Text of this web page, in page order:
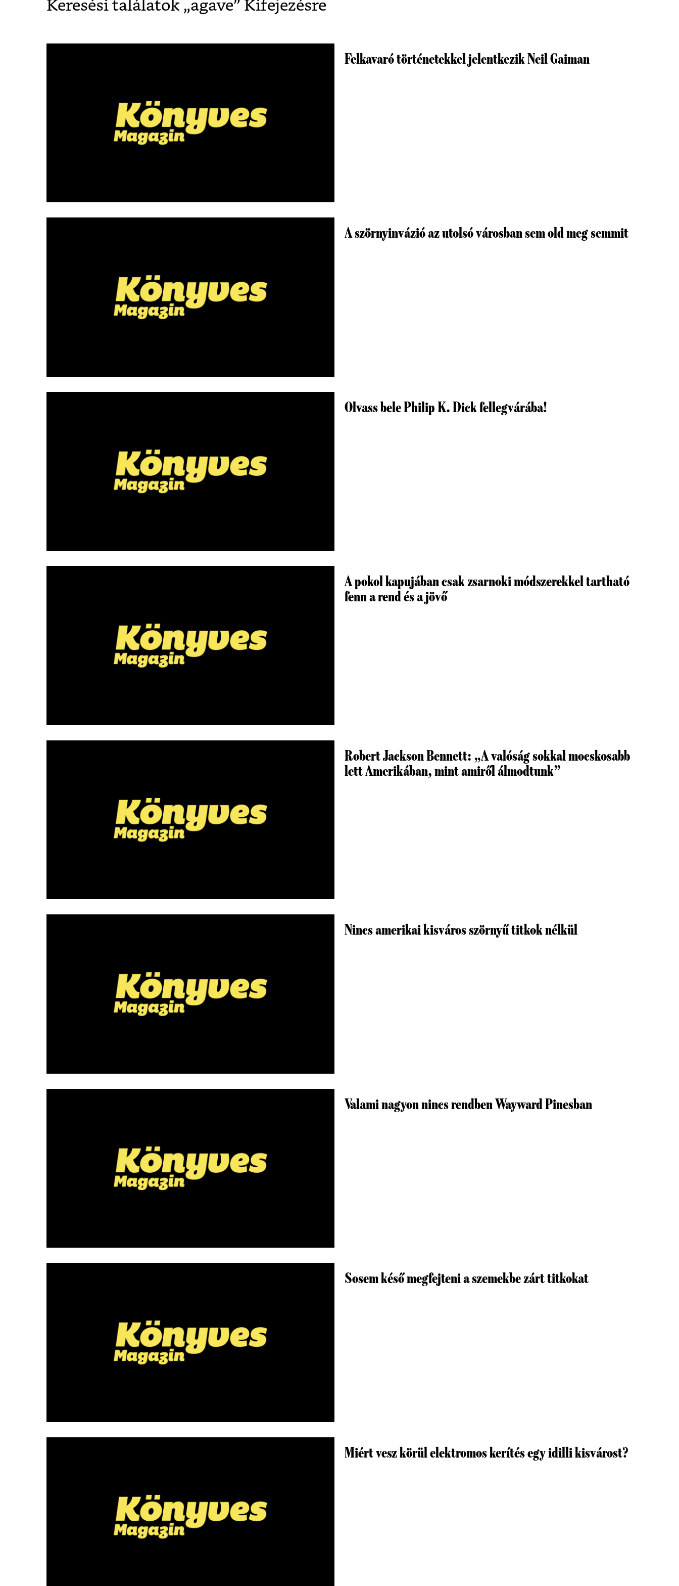
Keresési találatok „agave” Kifejezésre
Felkavaró történetekkel jelentkezik Neil Gaiman
A szörnyinvázió az utolsó városban sem old meg semmit
Olvass bele Philip K. Dick fellegvárába!
A pokol kapujában csak zsarnoki módszerekkel tartható
fenn a rend és a jövő
Robert Jackson Bennett: „A valóság sokkal mocskosabb
lett Amerikában, mint amiről álmodtunk”
Nincs amerikai kisváros szörnyű titkok nélkül
Valami nagyon nincs rendben Wayward Pinesban
Sosem késő megfejteni a szemekbe zárt titkokat
Miért vesz körül elektromos kerítés egy idilli kisvárost?